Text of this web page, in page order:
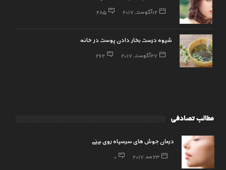
12 آگوست, 2017 285
شیوه درست بخار دادن پوست در خانه
27 آگوست, 2017 262
مطالب تصادفی
درمان جوش های سرسیاه روی بینی
23 مه, 2017 0